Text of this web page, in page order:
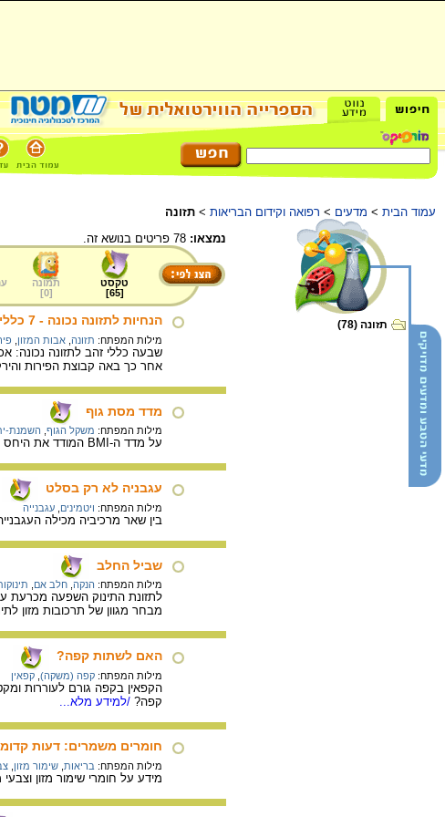
עמוד הבית > מדעים > רפואה וקידום הבריאות > תזונה
תזונה (78)
נמצאו:
טקסט
[
65
]
תמונה
[
0
]
הנחיות לתזונה נכונה - 7 כללי זהב
מילות המפתח: תזונה אבות המזון
שבעה כללי זהב לתזונה נכונה:
אחר כך באה קבוצת הפירות
מדד מסת גוף
מילות המפתח: משקל הגוף השמנת-
על מדד ה-BMI המודד את היחס בין משקל הגוף לגובה ודרך חישובו.
עגבניה לא רק בסלט
מילות המפתח: ויטמינים עגבנייה
בין שאר מרכיביה מכילה
שביל החלב
מילות המפתח: הנקה חלב אם
לתזונת התינוק השפעה מכרעת
מבחר מגוון של תרכובות מזון
האם לשתות קפה?
מילות המפתח: קפה (משקה) קפאין
הקפאין בקפה גורם לעוררות
קפה? /למידע מלא...
חומרים משמרים: דעות
מילות המפתח: בריאות שימור מזון
מידע על חומרי שימור מזון